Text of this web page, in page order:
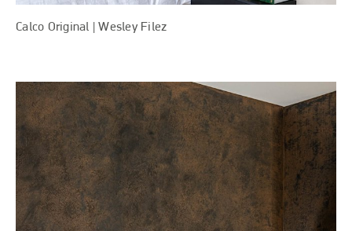
Calco Original | Wesley Filez